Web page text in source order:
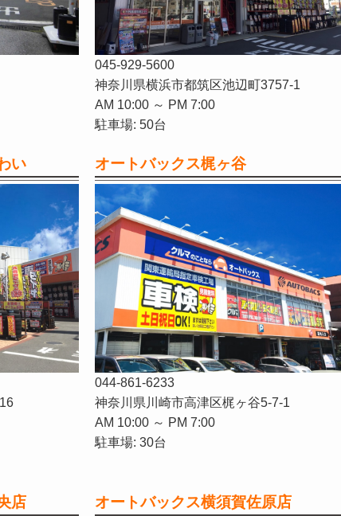
045-929-5600
神奈川県横浜市都筑区池辺町3757-1
AM 10:00 ～ PM 7:00
駐車場: 50台
い オートバックス梶ヶ谷
044-861-6233
神奈川県川崎市高津区梶ヶ谷5-7-1
AM 10:00 ～ PM 7:00
駐車場: 30台
店 オートバックス横須賀佐原店